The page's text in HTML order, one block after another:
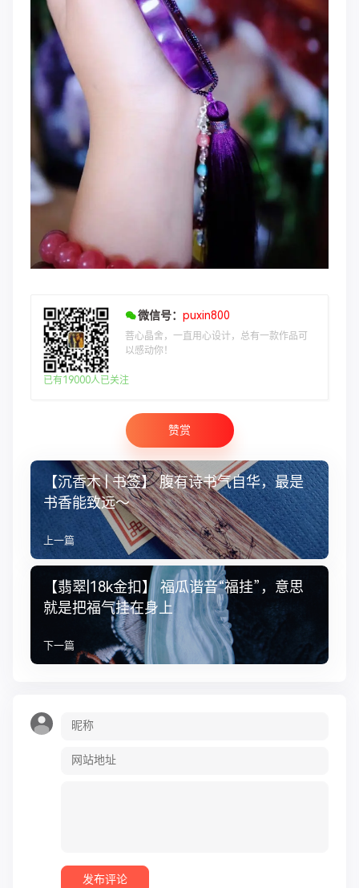
微信号： puxin800
菩心晶舍，一直用心设计，总有一款作品可
以感动你！
已有19000人已关注
赞赏
【沉香木 | 书签】 腹有诗书气自华，最是
书香能致远～
上一篇
【翡翠|18k金扣】 福瓜谐音“福挂”，意思
就是把福气挂在身上
下一篇